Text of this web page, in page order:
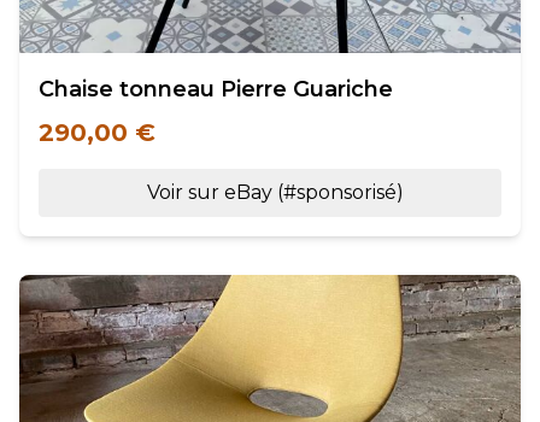
Chaise tonneau Pierre Guariche
290,00 €
Voir sur eBay (#sponsorisé)